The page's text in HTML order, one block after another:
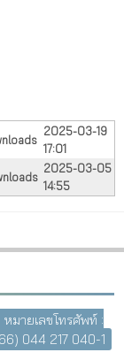
2025-03-19
17:01
2025-03-05
14:55
หมายเลขโทรศัพท์ :
044 217 040-1